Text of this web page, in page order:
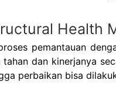
Health
pemantauan
tahan dan kinerjanya
perbaikan bisa